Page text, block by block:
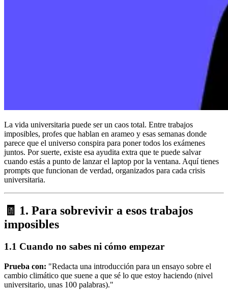
La vida universitaria puede ser un caos total. Entre trabajos
imposibles, profes que hablan en arameo y esas semanas donde
parece que el universo conspira para poner todos los exámenes
juntos. Por suerte, existe esa ayudita extra que te puede salvar
cuando estás a punto de lanzar el laptop por la ventana. Aquí tienes
prompts que funcionan de verdad, organizados para cada crisis
universitaria.
🧾 1. Para sobrevivir a esos trabajos
imposibles
1.1 Cuando no sabes ni cómo empezar
Prueba con: "Redacta una introducción para un ensayo sobre el
cambio climático que suene a que sé lo que estoy haciendo (nivel
universitario, unas 100 palabras)."